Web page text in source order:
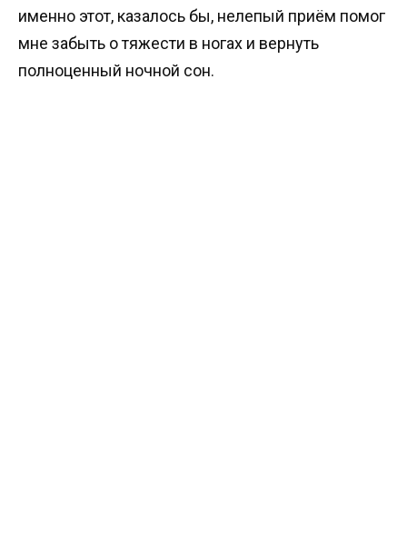
именно этот, казалось бы, нелепый приём помог
мне забыть о тяжести в ногах и вернуть
полноценный ночной сон.